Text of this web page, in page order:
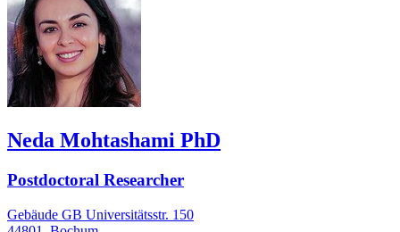
Neda Mohtashami PhD
Postdoctoral Researcher
Gebäude GB Universitätsstr. 150